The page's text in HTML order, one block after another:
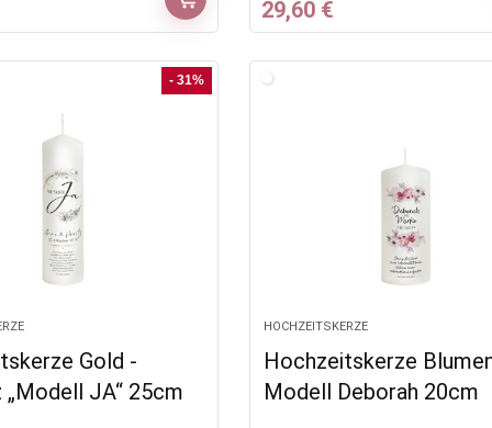
Ursprünglicher
Preis
46,77 €
29,60 €Aktueller
Preis
- 31%
Gold -
„Modell JA“ 25cm
HOCHZEITSKERZE
Hochzeitskerze
Modell Deborah 20cm